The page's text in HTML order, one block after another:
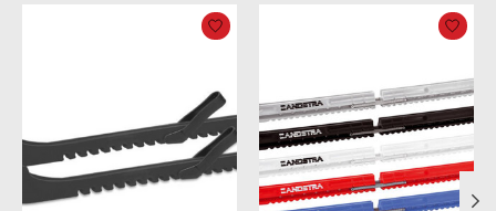
Items van productcarrousel